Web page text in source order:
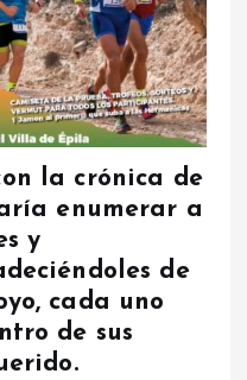
la crónica de
enumerar a
y
de
cada uno
de sus